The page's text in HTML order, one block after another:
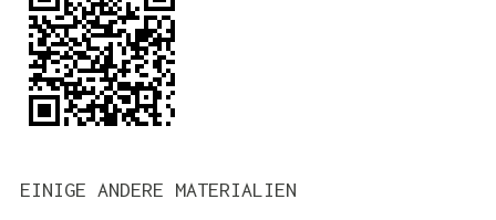
EINIGE ANDERE MATERIALIEN